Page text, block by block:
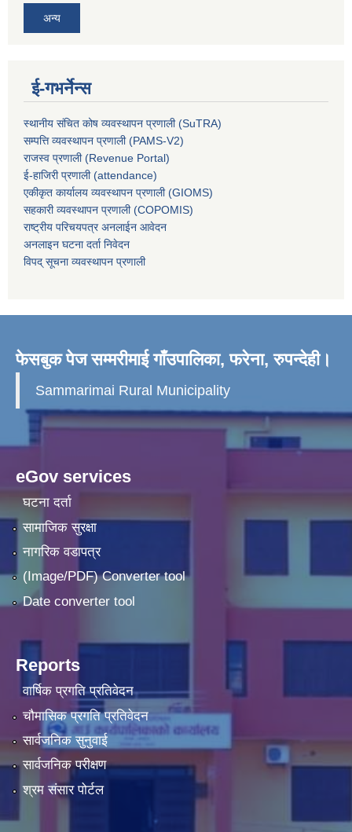
अन्य
ई-गभर्नेन्स
स्थानीय संचित कोष व्यवस्थापन प्रणाली (SuTRA)
सम्पत्ति व्यवस्थापन प्रणाली (PAMS-V2)
राजस्व प्रणाली (Revenue Portal)
ई-हाजिरी प्रणाली (attendance)
एकीकृत कार्यालय व्यवस्थापन प्रणाली (GIOMS)
सहकारी व्यवस्थापन प्रणाली (COPOMIS)
राष्ट्रीय परिचयपत्र अनलाईन आवेदन
अनलाइन घटना दर्ता निवेदन
विपद् सूचना व्यवस्थापन प्रणाली
फेसबुक पेज सम्मरीमाई गाँउपालिका, फरेना, रुपन्देही।
Sammarimai Rural Municipality
eGov services
घटना दर्ता
सामाजिक सुरक्षा
नागरिक वडापत्र
(Image/PDF) Converter tool
Date converter tool
Reports
वार्षिक प्रगति प्रतिवेदन
चौमासिक प्रगति प्रतिवेदन
सार्वजनिक सुनुवाई
सार्वजनिक परीक्षण
श्रम संसार पोर्टल